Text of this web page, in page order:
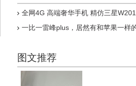
全网4G 高端奢华手机 精仿三星
一比一雷峰plus，居然有和苹果一样
图文推荐